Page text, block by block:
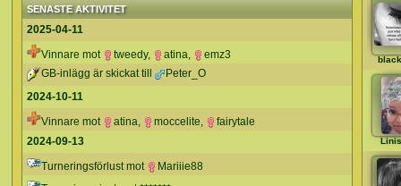
SENASTE AKTIVITET
2025-04-11
Vinnare mot
tweedy, atina,
emz3
GB-inlägg är skickat till
Peter_O
2024-10-11
Vinnare mot
atina, moccelite,
fairytale
2024-09-13
Turneringsförlust mot
Mariiie88